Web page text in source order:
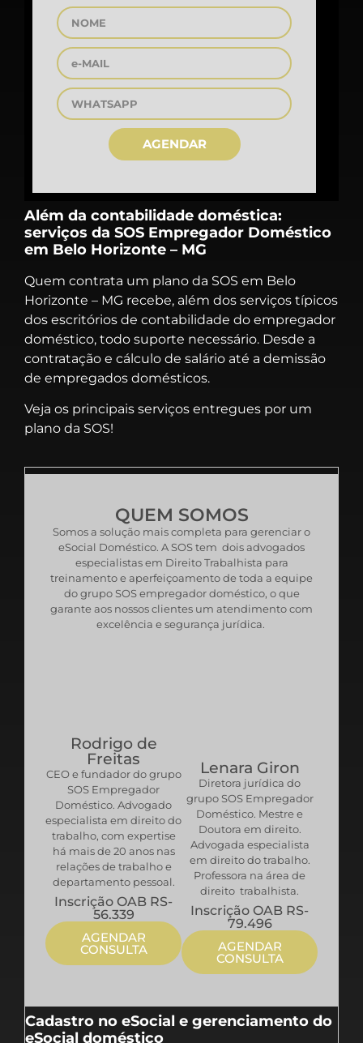
AGENDAR
Além da contabilidade doméstica:
serviços da SOS Empregador Doméstico
em Belo Horizonte – MG
Quem contrata um plano da SOS em Belo
Horizonte – MG recebe, além dos serviços típicos
dos escritórios de contabilidade do empregador
doméstico, todo suporte necessário. Desde a
contratação e cálculo de salário até a demissão
de empregados domésticos.
Veja os principais serviços entregues por um
plano da SOS!
QUEM SOMOS
Somos a solução mais completa para gerenciar o
eSocial Doméstico. A SOS tem dois advogados
especialistas em Direito Trabalhista para
treinamento e aperfeiçoamento de toda a equipe
do grupo SOS empregador doméstico, o que
garante aos nossos clientes um atendimento com
excelência e segurança jurídica.
Rodrigo de
Freitas
CEO e fundador do grupo
SOS Empregador
Doméstico. Advogado
especialista em direito do
trabalho, com expertise
há mais de 20 anos nas
relações de trabalho e
departamento pessoal.
Inscrição OAB RS-
56.339
AGENDAR
CONSULTA
Lenara Giron
Diretora jurídica do
grupo SOS Empregador
Doméstico. Mestre e
Doutora em direito.
Advogada especialista
em direito do trabalho.
Professora na área de
direito trabalhista.
Inscrição OAB RS-
79.496
AGENDAR
CONSULTA
Cadastro no eSocial e gerenciamento do
eSocial doméstico